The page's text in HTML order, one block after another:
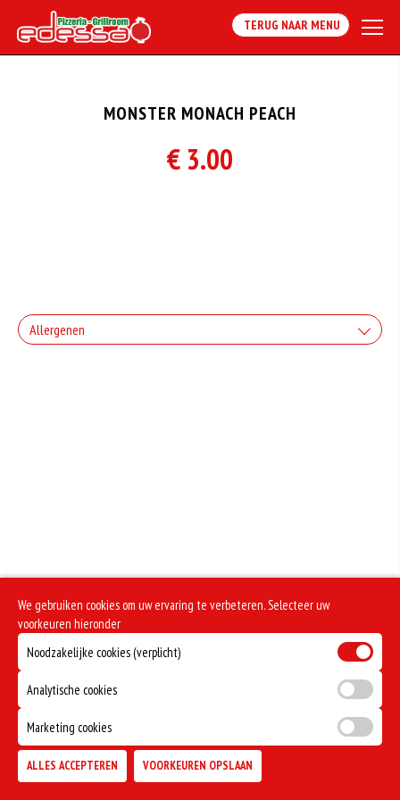
TERUG NAAR MENU
MONSTER MONACH PEACH
€ 3.00
Allergenen
We gebruiken cookies om uw ervaring te verbeteren. Selecteer uw
voorkeuren hieronder
Noodzakelijke cookies (verplicht)
Analytische cookies
Marketing cookies
ALLES ACCEPTEREN VOORKEUREN OPSLAAN